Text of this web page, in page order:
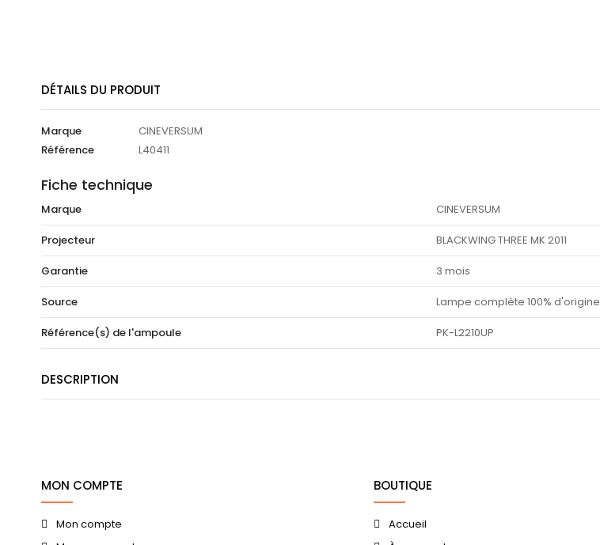
DESCRIPTION
DÉTAILS DU PRODUIT
Marque
CINEVERSUM
Référence
L40411
Fiche technique
Marque CINEVERSUM
Projecteur BLACKWING THREE MK 2011
Garantie 3 mois
Source Lampe complète 100% d'origine
Référence(s) de l'ampoule PK-L2210UP
MON COMPTE
Mon compte
BOUTIQUE
Accueil